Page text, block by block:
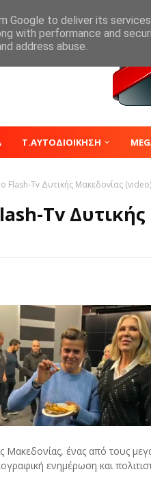
Τ.ΑΥΤΟΔΙΟΙΚΗΣΗ
Flash-Tv Δυτικής Μακεδονίας (video)
Tv
ένας από τους
ενημέρωση και
Google to deliver its
with performance and
address abuse.